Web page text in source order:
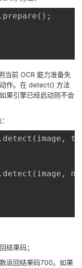
当前 OCR 能力准备失
作。在 detect() 方法
果引擎已经启动则不会
结果码；
返回结果码700。如果